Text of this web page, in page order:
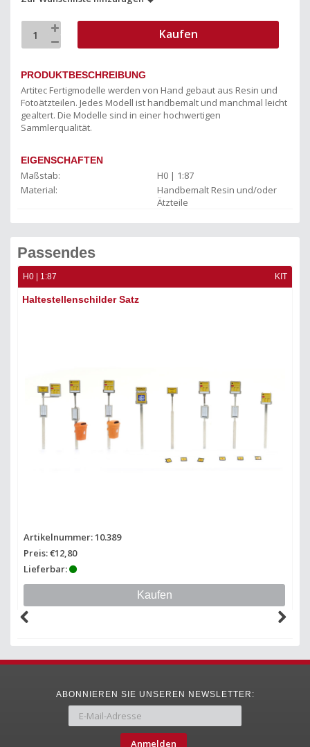
Kaufen
PRODUKTBESCHREIBUNG
Artitec Fertigmodelle werden von Hand gebaut aus Resin und
Fotoätzteilen. Jedes Modell ist handbemalt und manchmal leicht
gealtert. Die Modelle sind in einer hochwertigen
Sammlerqualität.
EIGENSCHAFTEN
Maßstab:
H0 | 1:87
Material:
Handbemalt Resin und/oder
Ätzteile
Passendes
H0 | 1:87 KIT
Haltestellenschilder Satz
Artikelnummer: 10.389
Preis: €12,80
Lieferbar:
Kaufen
ABONNIEREN SIE UNSEREN NEWSLETTER:
Anmelden